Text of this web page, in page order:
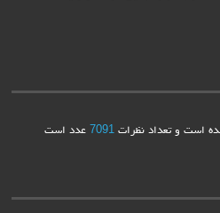
نظرات7091عدد است